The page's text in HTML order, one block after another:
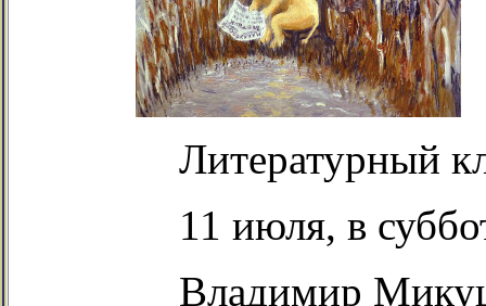
Литературный
11 июля, в
Владимир